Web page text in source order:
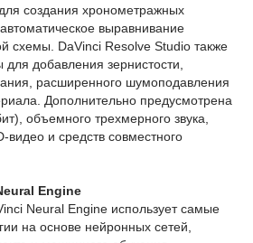
создания хронометражных
выравнивание
схемы. DaVinci Resolve Studio также
добавления зернистости,
расширенного шумоподавления
Дополнительно предусмотрена
объемного трехмерного звука,
видео и средств совместного
Engine
Neural Engine использует самые
на основе нейронных сетей,